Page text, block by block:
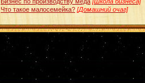
Что такое малосемейка? [Домашний очаг]